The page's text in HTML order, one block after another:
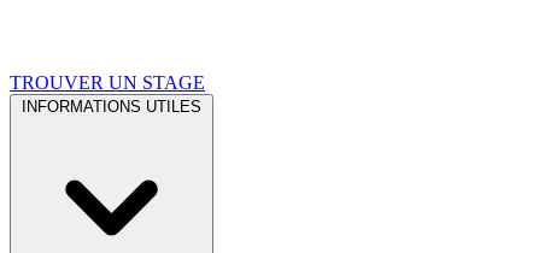
TROUVER UN STAGE
INFORMATIONS UTILES